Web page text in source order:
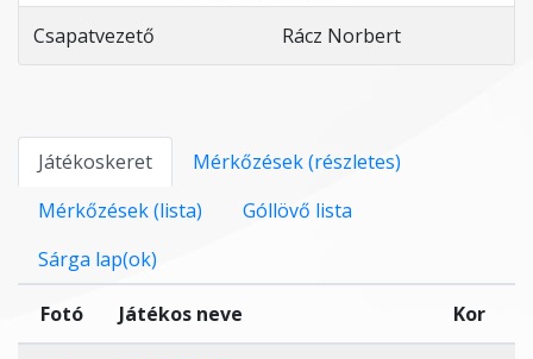
Csapatvezető Rácz Norbert
Játékoskeret
Mérkőzések (részletes)
Mérkőzések (lista)
Góllövő lista
Sárga lap(ok)
Fotó Játékos neve Kor